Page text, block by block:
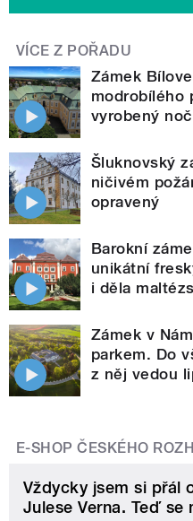
VÍCE Z POŘADU
Zámek
modrobílého
vyrobený
Šluknovský
ničivém
opravený
Barokní
unikátní
i děla
Zámek v
parkem. Do
z něj vedou
E-SHOP ČESKÉHO
Vždycky jsem si přál
Julese Verna. Teď se